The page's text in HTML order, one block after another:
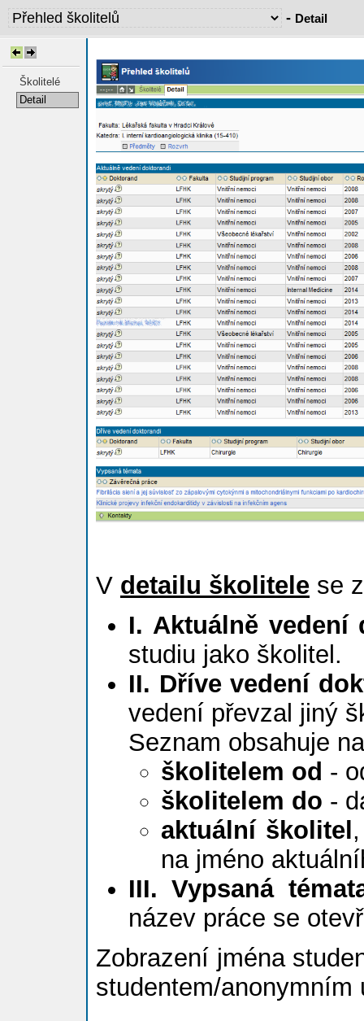
- Detail
Školitelé
Detail
V detailu školitele se
I. Aktuálně vedení
studiu jako školitel.
II. Dříve vedení
vedení převzal jiný
Seznam obsahuje
školitelem od -
školitelem do -
aktuální školitel
na jméno
III. Vypsaná
název práce se
Zobrazení jména
studentem/